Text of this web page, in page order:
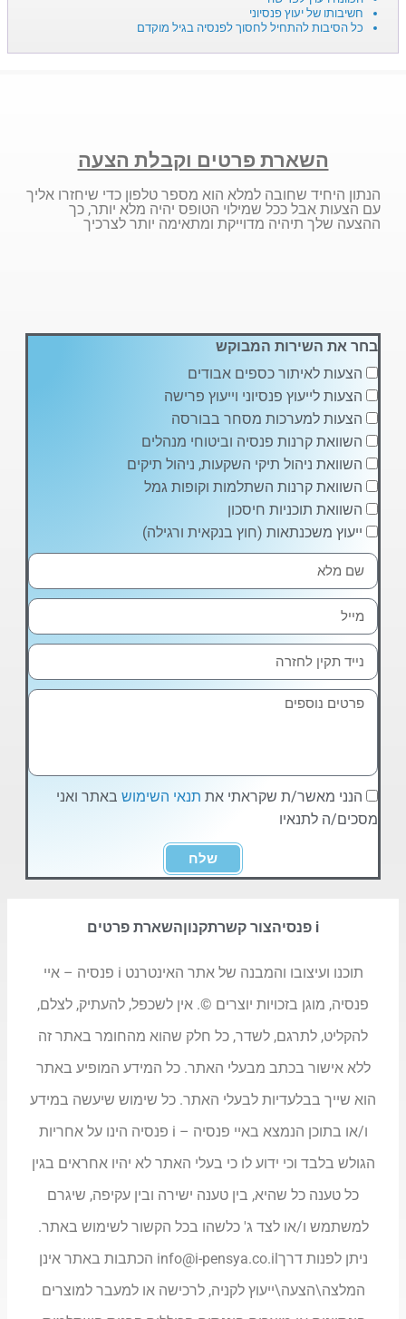
חשיבותו של יעוץ פנסיוני
כל הסיבות להתחיל לחסוך לפנסיה בגיל מוקדם
השארת פרטים וקבלת הצעה
הנתון היחיד שחובה למלא הוא מספר טלפון כדי שיחזרו אליך
עם הצעות אבל ככל שמילוי הטופס יהיה מלא יותר, כך
ההצעה שלך תיהיה מדוייקת ומתאימה יותר לצרכיך
בחר את השירות המבוקש
הצעות לאיתור כספים אבודים
הצעות לייעוץ פנסיוני וייעוץ פרישה
הצעות למערכות מסחר בבורסה
השוואת קרנות פנסיה וביטוחי מנהלים
השוואת ניהול תיקי השקעות, ניהול תיקים
השוואת קרנות השתלמות וקופות גמל
השוואת תוכניות חיסכון
ייעוץ משכנתאות (חוץ בנקאית ורגילה)
הנני מאשר/ת שקראתי את תנאי השימוש באתר ואני
מסכים/ה לתנאיו
שלח
i פנסיה צור קשרתקנוןהשארת פרטים
תוכנו ועיצובו והמבנה של אתר האינטרנט i פנסיה – איי
פנסיה, מוגן בזכויות יוצרים ©. אין לשכפל, להעתיק, לצלם,
להקליט, לתרגם, לשדר, כל חלק שהוא מהחומר באתר זה
ללא אישור בכתב מבעלי האתר. כל המידע המופיע באתר
הוא שייך בבלעדיות לבעלי האתר. כל שימוש שיעשה במידע
ו/או בתוכן הנמצא באיי פנסיה – i פנסיה הינו על אחריות
הגולש בלבד וכי ידוע לו כי בעלי האתר לא יהיו אחראים בגין
כל טענה כל שהיא, בין טענה ישירה ובין עקיפה, שיגרם
למשתמש ו/או לצד ג' כלשהו בכל הקשור לשימוש באתר.
ניתן לפנות דרךinfo@i-pensya.co.il הכתבות באתר אינן
המלצה\הצעה\ייעוץ לקניה, לרכישה או למעבר למוצרים